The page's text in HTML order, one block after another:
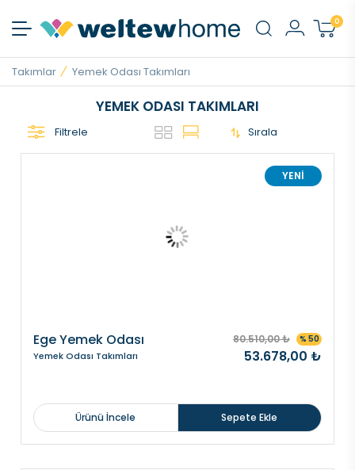
0
Takımlar Yemek Odası Takımları
YEMEK ODASI TAKIMLARI
Filtrele Sırala
YENİ
Ege Yemek Odası
Yemek Odası Takımları
80.510,00 ₺ % 50
53.678,00 ₺
Ürünü İncele Sepete Ekle